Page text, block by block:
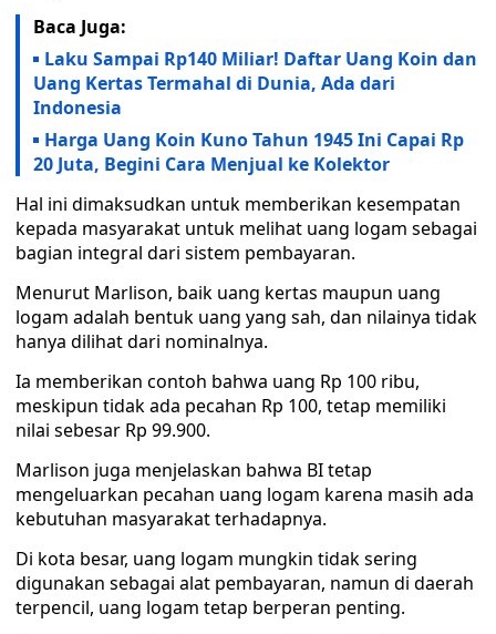
Baca Juga:
Laku Sampai Rp140 Miliar! Daftar Uang Koin dan
Uang Kertas Termahal di Dunia, Ada dari
Indonesia
Harga Uang Koin Kuno Tahun 1945 Ini Capai Rp
20 Juta, Begini Cara Menjual ke Kolektor
Hal ini dimaksudkan untuk memberikan kesempatan
kepada masyarakat untuk melihat uang logam sebagai
bagian integral dari sistem pembayaran.
Menurut Marlison, baik uang kertas maupun uang
logam adalah bentuk uang yang sah, dan nilainya tidak
hanya dilihat dari nominalnya.
Ia memberikan contoh bahwa uang Rp 100 ribu,
meskipun tidak ada pecahan Rp 100, tetap memiliki
nilai sebesar Rp 99.900.
Marlison juga menjelaskan bahwa BI tetap
mengeluarkan pecahan uang logam karena masih ada
kebutuhan masyarakat terhadapnya.
Di kota besar, uang logam mungkin tidak sering
digunakan sebagai alat pembayaran, namun di daerah
terpencil, uang logam tetap berperan penting.